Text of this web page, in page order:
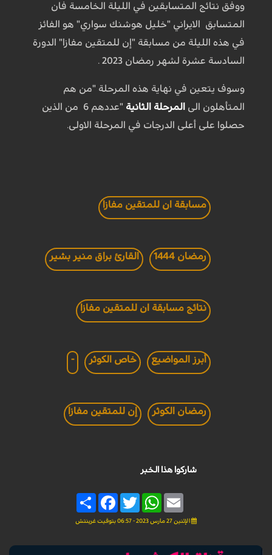
ووفق نتائج المتسابقين في الليلة الخامسة فان
المتسابق الايراني "خليل هوشنك سواري" هو الفائز
في هذه الليلة من مسابقة "إن للمتقين مفازا" الدورة
السادسة عشرة لشهر رمضان 2023 .
وسوف يتعين في نهاية هذه المرحلة "من هم
المتأهلون الى المرحلة الثانية
"عددهم 6 من الذين
حصلوا على أعلى الدرجات في المرحلة الاولى.
مسابقة ان للمتقين مفازا
رمضان 1444 القارئ براق منير بشير
نتائج مسابقة ان للمتقين مفازا
أبرز المواضيع خاص الكوثر -
رمضان الكوثر إن للمتقين مفازا
شاركوا هذا الخبر
Share
FacebookTwitter
WhatsAppEmail
الإثنين 27 مارس 2023 - 06:57 بتوقيت غرينتش